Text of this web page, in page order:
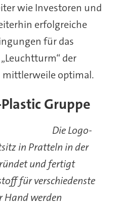
wie Investoren und
erfolgreiche
für das
der
optimal.
Gruppe
Die Logo-
in Pratteln in der
und fertigt
für verschiedenste
Hand werden